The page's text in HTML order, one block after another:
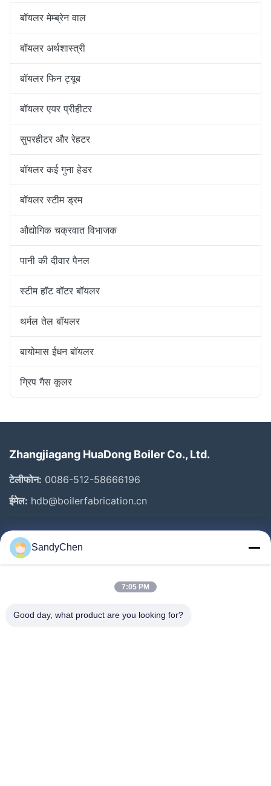
बॉयलर मेम्ब्रेन वाल
बॉयलर अर्थशास्त्री
बॉयलर फिन ट्यूब
बॉयलर एयर प्रीहीटर
सुपरहीटर और रेहटर
बॉयलर कई गुना हेडर
बॉयलर स्टीम ड्रम
औद्योगिक चक्रवात विभाजक
पानी की दीवार पैनल
स्टीम हॉट वॉटर बॉयलर
थर्मल तेल बॉयलर
बायोमास ईंधन बॉयलर
ग्रिप गैस कूलर
Zhangjiagang HuaDong Boiler Co., Ltd.
टेलीफोन: 0086-512-58666196
ईमेल: hdb@boilerfabrication.cn
त्वरित लिंक
घर
वीडियो
SandyChen
7:05 PM
Good day, what product are you looking for?